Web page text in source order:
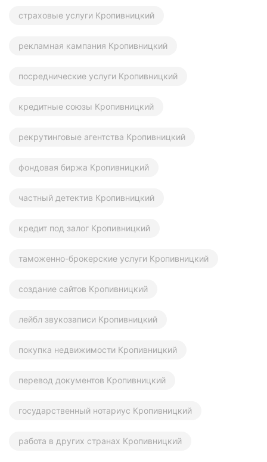
страховые услуги Кропивницкий
рекламная кампания Кропивницкий
посреднические услуги Кропивницкий
кредитные союзы Кропивницкий
рекрутинговые агентства Кропивницкий
фондовая биржа Кропивницкий
частный детектив Кропивницкий
кредит под залог Кропивницкий
таможенно-брокерские услуги Кропивницкий
создание сайтов Кропивницкий
лейбл звукозаписи Кропивницкий
покупка недвижимости Кропивницкий
перевод документов Кропивницкий
государственный нотариус Кропивницкий
работа в других странах Кропивницкий